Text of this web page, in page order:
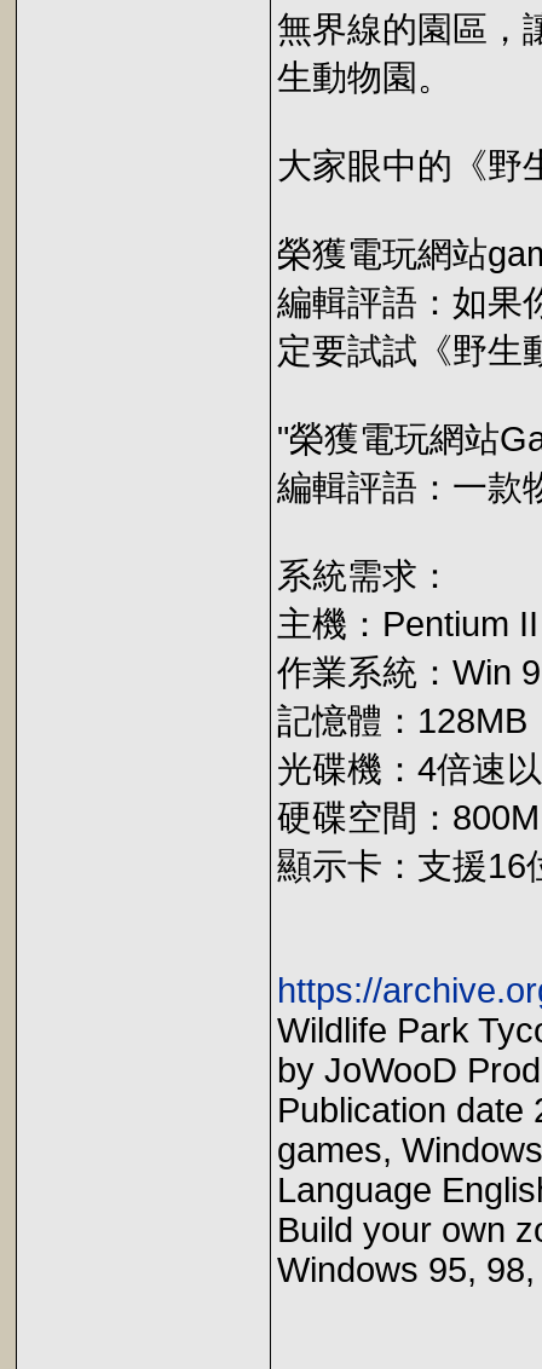
無界線的園區，
生動物園。
大家眼中的《野
榮獲電玩網站
編輯評語：如果
定要試試《野生
"榮獲電玩網站
編輯評語：一款
系統需求：
主機：Pentium
作業系統：Win
記憶體：128MB
光碟機：4倍速
硬碟空間：
顯示卡：支援16
https://
Wildlife Park
by JoWooD
Publication date
games,
Language
Build your own
Windows 95,